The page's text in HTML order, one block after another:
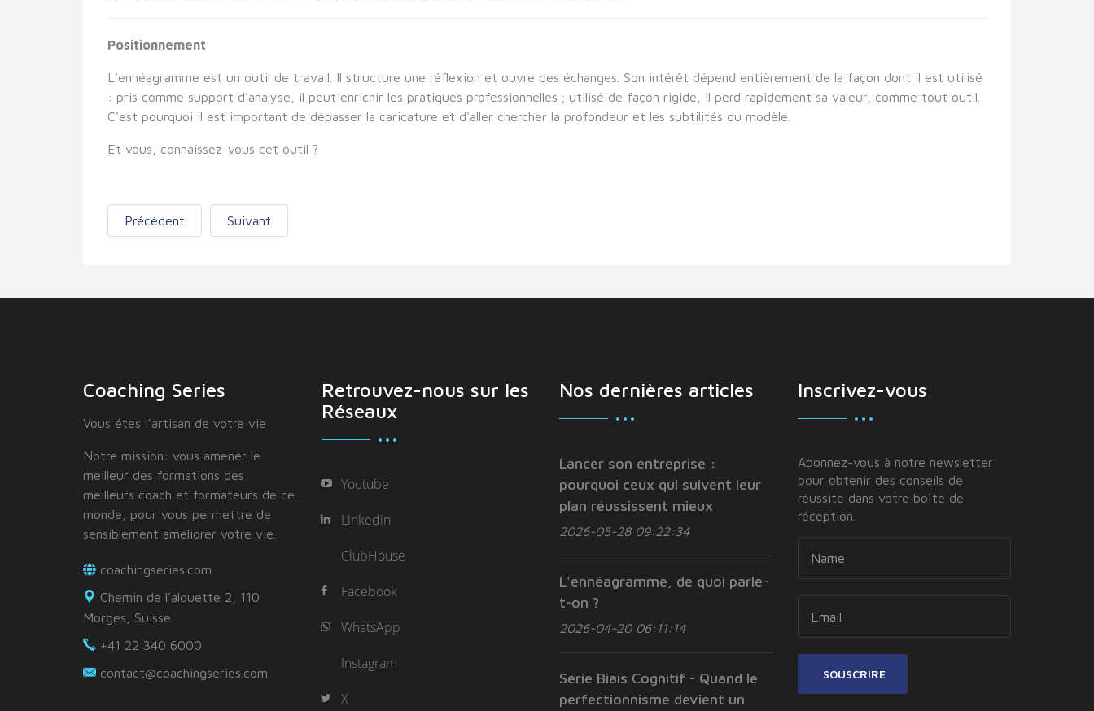
Positionnement
L'ennéagramme est un outil de travail. Il structure une réflexion et ouvre des échanges. Son intérêt dépend entièrement de la façon dont il est utilisé
: pris comme support d'analyse, il peut enrichir les pratiques professionnelles ; utilisé de façon rigide, il perd rapidement sa valeur, comme tout outil.
C'est pourquoi il est important de dépasser la caricature et d'aller chercher la profondeur et les subtilités du modèle.
Et vous, connaissez-vous cet outil ?
Précédent Suivant
Coaching Series
Vous étes I'artisan de votre vie
Notre mission: vous amener le
meilleur des formations des
meilleurs coach et formateurs de ce
monde, pour vous permettre de
sensiblement améliorer votre vie.
coachingseries.com
Chemin de l'alouette 2, 110
Morges, Suisse
+41 22 340 6000
contact@coachingseries.com
Retrouvez-nous sur les
Réseaux
Youtube
Linkedin
ClubHouse
Facebook
WhatsApp
Instagram
X
Nos dernières articles
Lancer son entreprise :
pourquoi ceux qui suivent leur
plan réussissent mieux
2026-05-28 09:22:34
L'ennéagramme, de quoi parle-
t-on ?
2026-04-20 06:11:14
Série Biais Cognitif - Quand le
perfectionnisme devient un
Inscrivez-vous
Abonnez-vous à notre newsletter
pour obtenir des conseils de
réussite dans votre boîte de
réception.
SOUSCRIRE